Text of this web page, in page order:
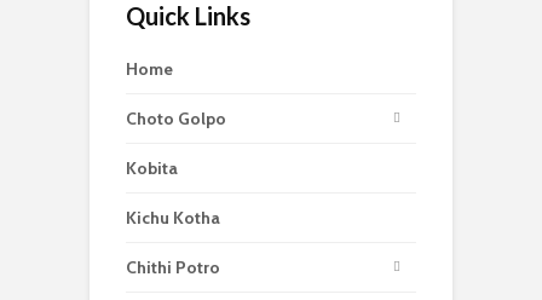
Quick Links
Home
Choto Golpo
Kobita
Kichu Kotha
Chithi Potro